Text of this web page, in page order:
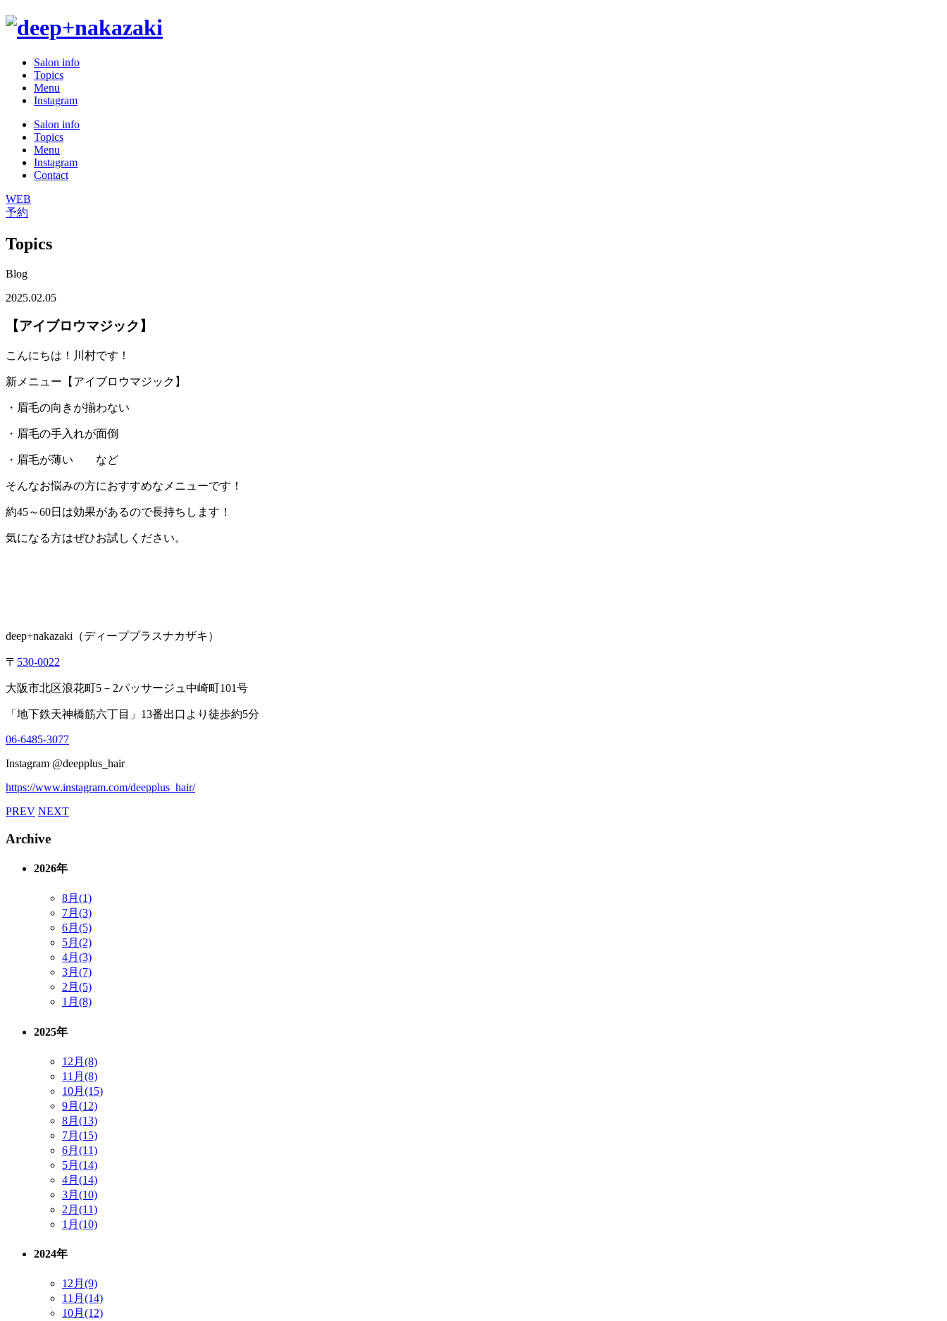
Salon info
Topics
Menu
Instagram
Salon info
Topics
Menu
Instagram
Contact
WEB
予約
Topics
Blog
2025.02.05
【アイブロウマジック】
こんにちは！川村です！
新メニュー【アイブロウマジック】
・眉毛の向きが揃わない
・眉毛の手入れが面倒
・眉毛が薄い など
そんなお悩みの方におすすめなメニューです！
約45～60日は効果があるので長持ちします！
気になる方はぜひお試しください。
deep+nakazaki（ディーププラスナカザキ）
〒 530-0022
大阪市北区浪花町5－2パッサージュ中崎町101号
「地下鉄天神橋筋六丁目」13番出口より徒歩約5分
06-6485-3077
Instagram @deepplus_hair
https://www.instagram.com/deepplus_hair/
PREV NEXT
Archive
2026年
8月(1)
7月(3)
6月(5)
5月(2)
4月(3)
3月(7)
2月(5)
1月(8)
2025年
12月(8)
11月(8)
10月(15)
9月(12)
8月(13)
7月(15)
6月(11)
5月(14)
4月(14)
3月(10)
2月(11)
1月(10)
2024年
12月(9)
11月(14)
10月(12)